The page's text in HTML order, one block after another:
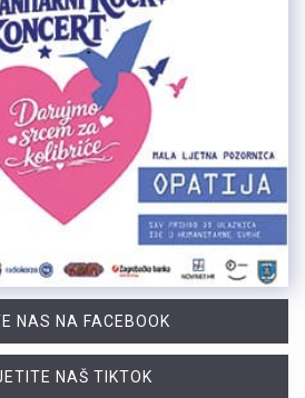
NAS NA FACEBOOK
NAŠ TIKTOK